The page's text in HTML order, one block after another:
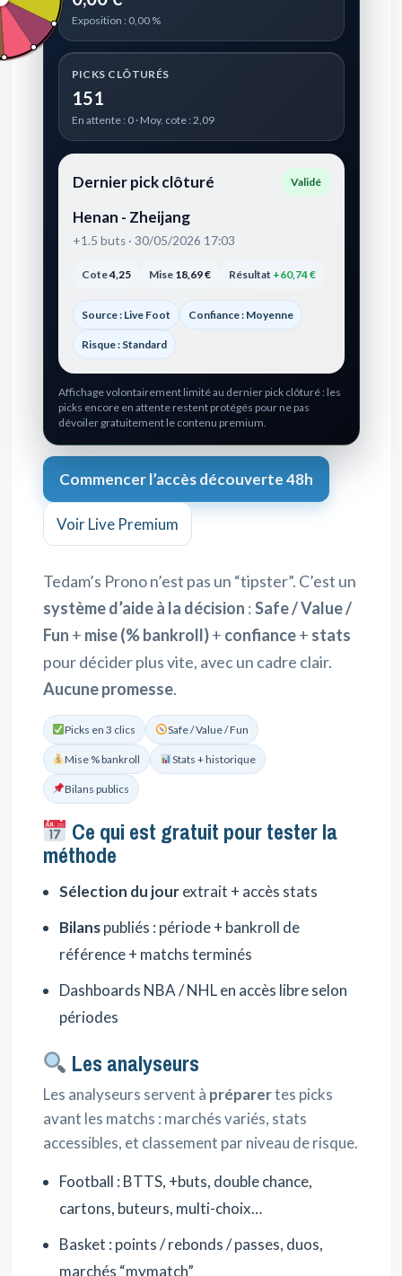
Exposition : 0,00 %
PICKS CLÔTURÉS
151
En attente : 0 · Moy. cote : 2,09
Dernier pick clôturé Validé
Henan - Zheijang
+1.5 buts · 30/05/2026 17:03
Cote4,25 Mise 18,69 € Résultat +60,74 €
Source : Live Foot Confiance : Moyenne
Risque : Standard
Affichage volontairement limité au dernier pick clôturé : les
picks encore en attente restent protégés pour ne pas
dévoiler gratuitement le contenu premium.
Commencer l’accès découverte 48h
Voir Live Premium
Tedam’s Prono n’est pas un “tipster”. C’est un
système d’aide à la décision :Safe / Value /
Fun + mise (% bankroll)+ confiance+ stats
pour décider plus vite, avec un cadre clair.
Aucune promesse.
Picks en 3 clics Safe / Value / Fun
Mise % bankroll Stats + historique
Bilans publics
Ce qui est gratuit pour tester la
méthode
Sélection du jourextrait + accès stats
Bilanspubliés : période + bankroll de
référence + matchs terminés
Dashboards NBA / NHL en accès libre selon
périodes
Les analyseurs
Les analyseurs servent à préparertes picks
avant les matchs : marchés variés, stats
accessibles, et classement par niveau de risque.
Football : BTTS, +buts, double chance,
cartons, buteurs, multi-choix…
Basket : points / rebonds / passes, duos,
marchés “mymatch”